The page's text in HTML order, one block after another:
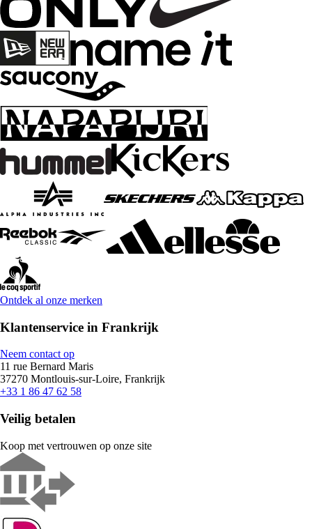
Ontdek al onze merken
Klantenservice in Frankrijk
Neem contact op
11 rue Bernard Maris
37270 Montlouis-sur-Loire, Frankrijk
+33 1 86 47 62 58
Veilig betalen
Koop met vertrouwen op onze site